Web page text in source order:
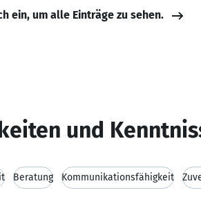
ein, um alle Einträge zu sehen.
und
Beratung Kommunikationsfähigkeit